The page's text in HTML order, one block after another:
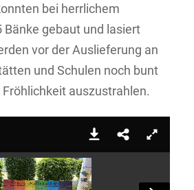
bei herrlichem
Bänke gebaut und lasiert
vor der Auslieferung an
und Schulen noch bunt
auszustrahlen.